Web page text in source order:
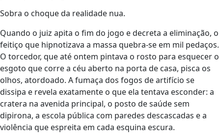
Sobra o choque da realidade nua.
Quando o juiz apita o fim do jogo e decreta a eliminação, o
feitiço que hipnotizava a massa quebra-se em mil pedaços.
O torcedor, que até ontem pintava o rosto para esquecer o
esgoto que corre a céu aberto na porta de casa, pisca os
olhos, atordoado. A fumaça dos fogos de artifício se
dissipa e revela exatamente o que ela tentava esconder: a
cratera na avenida principal, o posto de saúde sem
dipirona, a escola pública com paredes descascadas e a
violência que espreita em cada esquina escura.